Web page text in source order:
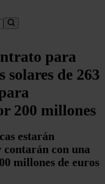
para
de 263
200 millones
estarán
contarán con una
millones de euros